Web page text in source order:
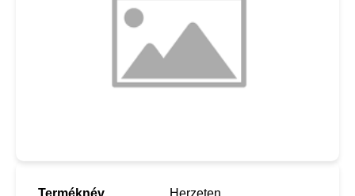
Terméknév Herzeten